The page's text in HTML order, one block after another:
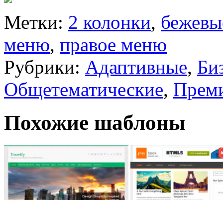
Метки: 2 колонки,
меню, правое меню
Рубрики: Адаптивные,
Общетематические,
Похожие шаблоны